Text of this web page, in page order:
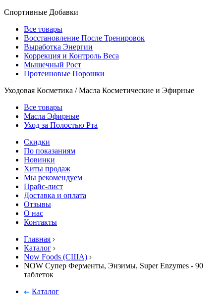
Спортивные Добавки
Все товары
Восстановление После Тренировок
Выработка Энергии
Коррекция и Контроль Веса
Мышечный Рост
Протеиновые Порошки
Уходовая Косметика / Масла Косметические и Эфирные
Все товары
Масла Эфирные
Уход за Полостью Рта
Скидки
По показаниям
Новинки
Хиты продаж
Мы рекомендуем
Прайс-лист
Доставка и оплата
Отзывы
О нас
Контакты
Главная
Каталог
Now Foods (США)
NOW Супер Ферменты, Энзимы, Super Enzymes - 90
таблеток
Каталог